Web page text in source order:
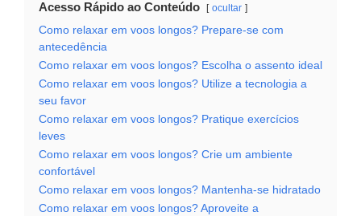
Acesso Rápido ao Conteúdo ocultar
Como relaxar em voos longos? Prepare-se com
antecedência
Como relaxar em voos longos? Escolha o assento ideal
Como relaxar em voos longos? Utilize a tecnologia a
seu favor
Como relaxar em voos longos? Pratique exercícios
leves
Como relaxar em voos longos? Crie um ambiente
confortável
Como relaxar em voos longos? Mantenha-se hidratado
Como relaxar em voos longos? Aproveite a